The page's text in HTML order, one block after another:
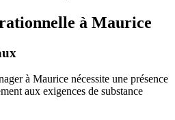
à Maurice
à Maurice nécessite une présence
aux exigences de substance